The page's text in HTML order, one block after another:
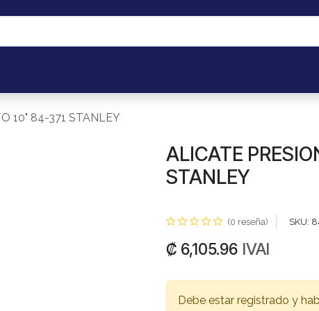
10" 84-371 STANLEY
ALICATE
STANLEY
(0 reseña) SKU:
₡ 6,105.96 IVAI
Debe estar registrado y